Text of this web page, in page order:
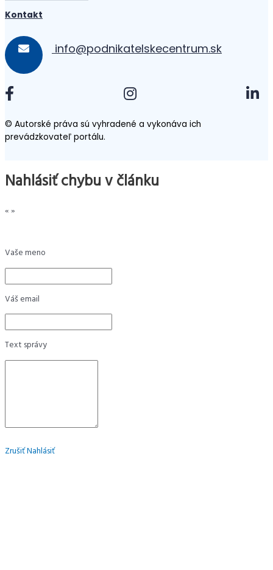
Kontakt
info@podnikatelskecentrum.sk
© Autorské práva sú vyhradené a vykonáva ich
prevádzkovateľ portálu.
Nahlásiť chybu v článku
«»
Vaše meno
Váš email
Text správy
ZrušiťNahlásiť